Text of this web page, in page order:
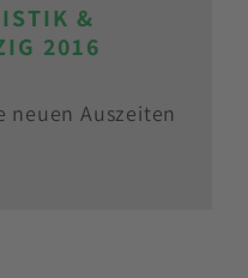
&
2016
neuen Auszeiten